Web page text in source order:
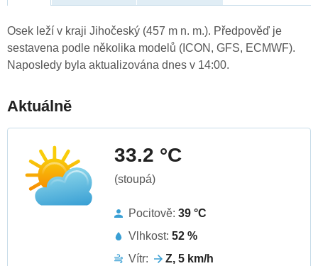
Osek leží v kraji Jihočeský (457 m n. m.). Předpověď je
sestavena podle několika modelů (ICON, GFS, ECMWF).
Naposledy byla aktualizována dnes v 14:00.
Aktuálně
33.2 °C
(stoupá)
Pocitově: 39 °C
Vlhkost: 52 %
Vítr:
Z, 5 km/h